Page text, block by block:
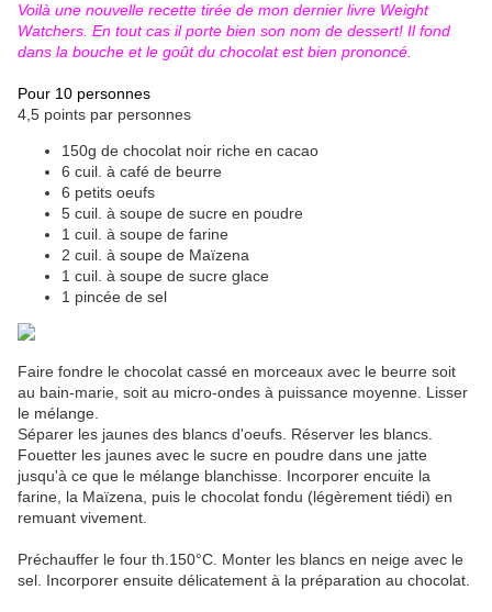
Voilà une nouvelle recette tirée de mon dernier livre Weight
Watchers. En tout cas il porte bien son nom de dessert! Il fond
dans la bouche et le goût du chocolat est bien prononcé.
Pour 10 personnes
4,5 points par personnes
150g de chocolat noir riche en cacao
6 cuil. à café de beurre
6 petits oeufs
5 cuil. à soupe de sucre en poudre
1 cuil. à soupe de farine
2 cuil. à soupe de Maïzena
1 cuil. à soupe de sucre glace
1 pincée de sel
Faire fondre le chocolat cassé en morceaux avec le beurre soit
au bain-marie, soit au micro-ondes à puissance moyenne. Lisser
le mélange.
Séparer les jaunes des blancs d'oeufs. Réserver les blancs.
Fouetter les jaunes avec le sucre en poudre dans une jatte
jusqu'à ce que le mélange blanchisse. Incorporer encuite la
farine, la Maïzena, puis le chocolat fondu (légèrement tiédi) en
remuant vivement.
Préchauffer le four th.150°C. Monter les blancs en neige avec le
sel. Incorporer ensuite délicatement à la préparation au chocolat.